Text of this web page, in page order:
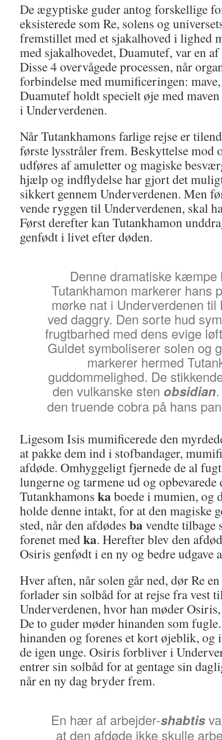
De ægyptiske guder antog forskellige
eksisterede som Re, solens og
fremstillet med et sjakalhoved i lighed
med sjakalhovedet, Duamutef, var en
Disse 4 overvågede processen, når
forbindelse med mumificeringen:
Duamutef holdt specielt øje med
i Underverdenen.
Når Tutankhamons farlige rejse er
første lysstråler frem. Beskyttelse
udføres af amuletter og magiske
hjælp og indflydelse har gjort det
sikkert gennem Underverdenen. Men
vende ryggen til Underverdenen, skal
Først derefter kan Tutankhamon
genfødt i livet efter døden.
Denne dramatiske kæmpe
Tutankhamon markerer hans
mørke nat i Underverdenen til
ved daggry. Den sorte hud
frugtbarhed med dens evige
Guldet symboliserer solen og
markerer hermed
guddommelighed. De
den vulkanske sten obsidian
den truende cobra på hans
Ligesom Isis mumificerede den
at pakke dem ind i stofbandager,
afdøde. Omhyggeligt fjernede de al
lungerne og tarmene ud og
Tutankhamons kaboede i mumien, og
holde denne intakt, for at den magiske
sted, når den afdødes bavendte tilbage
forenet medka. Herefter blev den
Osiris genfødt i en ny og bedre udgave
Hver aften, når solen går ned, dør Re
forlader sin solbåd for at rejse fra vest
Underverdenen, hvor han møder
De to guder møder hinanden som
hinanden og forenes et kort øjeblik, og
de igen unge. Osiris forbliver i
entrer sin solbåd for at gentage sin
når en ny dag bryder frem.
En hær af arbejder-shabtis
at den afdøde ikke skulle